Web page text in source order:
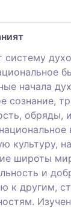
систему
начала
сознание,
обряды,
культуру,
широты
и
к другим,